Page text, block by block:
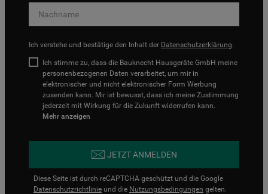
Ich verstehe und bestätige den Inhalt der Datenschutzerklärung.
Ich stimme zu, dass die Bauknecht Hausgeräte GmbH meine
personenbezogenen Daten verarbeitet, um mir in
elektronischer und nicht elektronischer Form Werbung
zusenden kann. Mir ist bewusst, dass ich meine Zustimmung
jederzeit mit Wirkung für die Zukunft widerrufen kann.
Mehr anzeigen
JETZT ANMELDEN
Diese Seite ist durch reCAPTCHA geschützt und die Google
Datenschutzrichtlinie und die Nutzungsbedingungen gelten.